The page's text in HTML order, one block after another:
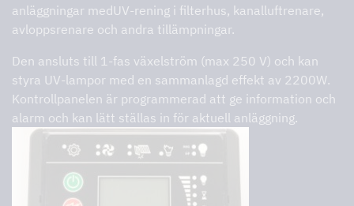
anläggningar medUV-rening i filterhus, kanalluftrenare,
avloppsrenare och andra tillämpningar.
Den ansluts till 1-fas växelström (max 250 V) och kan
styra UV-lampor med en sammanlagd effekt av 2200W.
Kontrollpanelen är programmerad att ge information och
alarm och kan lätt ställas in för aktuell anläggning.